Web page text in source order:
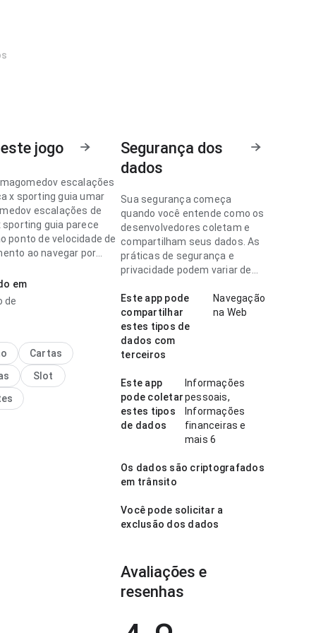
jogo
escalações
x sporting guia umar
escalações de
sporting guia parece
ponto de velocidade de
ao navegar por
informações do app. O
geral parece prático e
x sporting guia parece
no ponto de
de carregamento ao
várias seções; a
parece carregada.
em
de
Cartas
Slot
Segurança dos
dados
Sua segurança começa
quando você entende como os
desenvolvedores coletam e
compartilham seus dados. As
práticas de segurança e
privacidade podem variar de
idade.
Este app pode
compartilhar
estes tipos de
dados com
terceiros
Navegação
na Web
Este app
pode coletar
estes tipos
de dados
Informações
pessoais,
Informações
financeiras e
mais 6
Os dados são criptografados
em trânsito
Você pode solicitar a
exclusão dos dados
Avaliações e
resenhas